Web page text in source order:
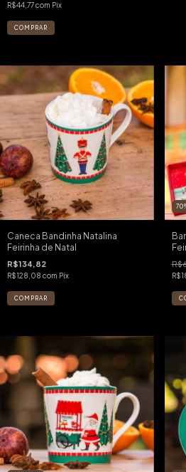
R$44,77com Pix
Caneca Bandinha Natalina
Feirinha de Natal
R$134,82
R$128,08 com Pix
70